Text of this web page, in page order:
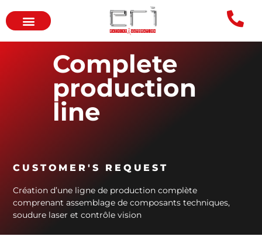
Complete
production
line
CUSTOMER'S REQUEST
Création d’une ligne de production complète
comprenant assemblage de composants techniques,
soudure laser et contrôle vision